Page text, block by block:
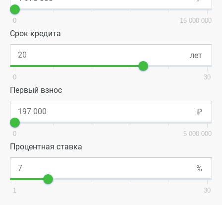
0 15 000 000
Срок кредита
0 30
Первый взнос
0 5 000 000
Процентная ставка
1 30